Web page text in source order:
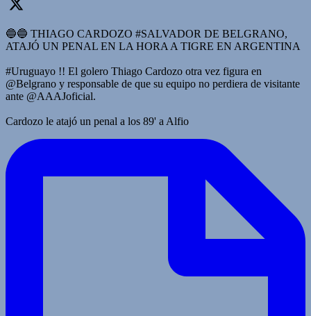
🔵🔵 THIAGO CARDOZO #SALVADOR DE BELGRANO,
ATAJÓ UN PENAL EN LA HORA A TIGRE EN ARGENTINA
#Uruguayo !! El golero Thiago Cardozo otra vez figura en
@Belgrano y responsable de que su equipo no perdiera de visitante
ante @AAAJoficial.
Cardozo le atajó un penal a los 89' a Alfio